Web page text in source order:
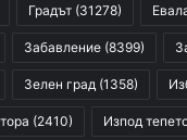
Градът (31278)
Забавление (8399)
Зелен град (1358)
(2410) Изпод